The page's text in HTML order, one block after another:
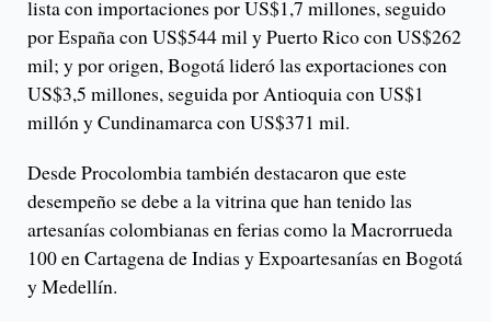
lista con importaciones por US$1,7 millones, seguido
por España con US$544 mil y Puerto Rico con US$262
mil; y por origen, Bogotá lideró las exportaciones con
US$3,5 millones, seguida por Antioquia con US$1
millón y Cundinamarca con US$371 mil.
Desde Procolombia también destacaron que este
desempeño se debe a la vitrina que han tenido las
artesanías colombianas en ferias como la Macrorrueda
100 en Cartagena de Indias y Expoartesanías en Bogotá
y Medellín.